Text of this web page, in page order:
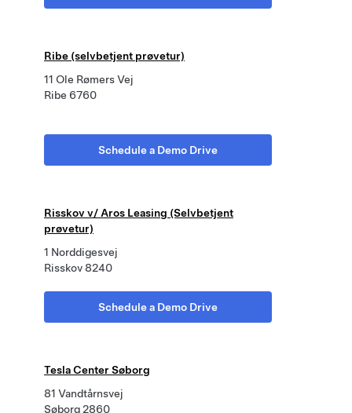
Ribe (selvbetjent prøvetur)
11 Ole Rømers Vej
Ribe 6760
Schedule a Demo Drive
Risskov v/ Aros Leasing (Selvbetjent
prøvetur)
1 Norddigesvej
Risskov 8240
Schedule a Demo Drive
Tesla Center Søborg
81 Vandtårnsvej
Søborg 2860